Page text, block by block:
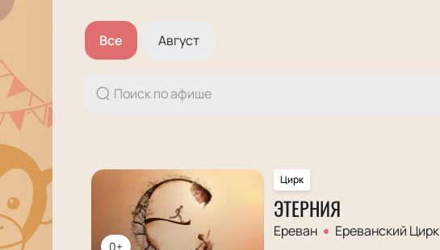
Все Август
0+
Цирк
ЭТЕРНИЯ
Ереван Ереванский Цирк